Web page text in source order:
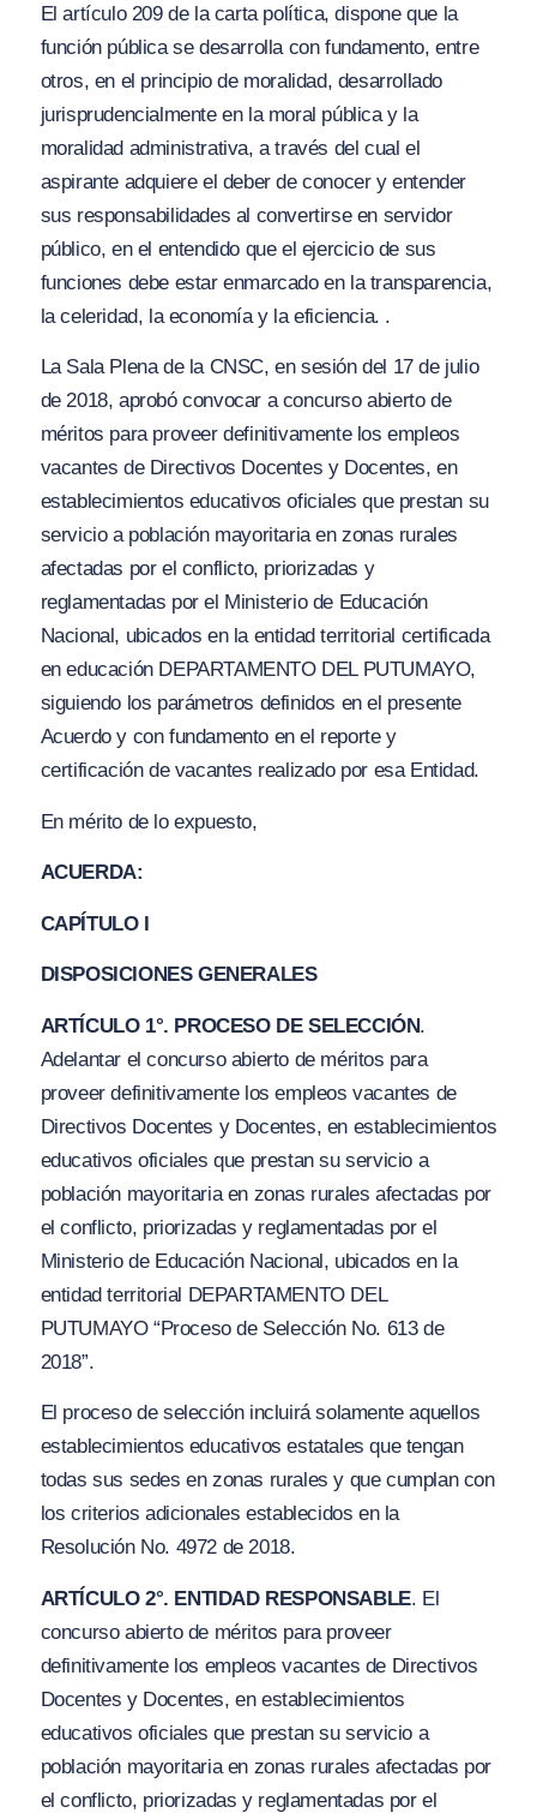
El artículo 209 de la carta política, dispone que la
función pública se desarrolla con fundamento, entre
otros, en el principio de moralidad, desarrollado
jurisprudencialmente en la moral pública y la
moralidad administrativa, a través del cual el
aspirante adquiere el deber de conocer y entender
sus responsabilidades al convertirse en servidor
público, en el entendido que el ejercicio de sus
funciones debe estar enmarcado en la transparencia,
la celeridad, la economía y la eficiencia. .
La Sala Plena de la CNSC, en sesión del 17 de julio
de 2018, aprobó convocar a concurso abierto de
méritos para proveer definitivamente los empleos
vacantes de Directivos Docentes y Docentes, en
establecimientos educativos oficiales que prestan su
servicio a población mayoritaria en zonas rurales
afectadas por el conflicto, priorizadas y
reglamentadas por el Ministerio de Educación
Nacional, ubicados en la entidad territorial certificada
en educación DEPARTAMENTO DEL PUTUMAYO,
siguiendo los parámetros definidos en el presente
Acuerdo y con fundamento en el reporte y
certificación de vacantes realizado por esa Entidad.
En mérito de lo expuesto,
ACUERDA:
CAPÍTULO I
DISPOSICIONES GENERALES
ARTÍCULO 1°. PROCESO DE SELECCIÓN.
Adelantar el concurso abierto de méritos para
proveer definitivamente los empleos vacantes de
Directivos Docentes y Docentes, en establecimientos
educativos oficiales que prestan su servicio a
población mayoritaria en zonas rurales afectadas por
el conflicto, priorizadas y reglamentadas por el
Ministerio de Educación Nacional, ubicados en la
entidad territorial DEPARTAMENTO DEL
PUTUMAYO “Proceso de Selección No. 613 de
2018”.
El proceso de selección incluirá solamente aquellos
establecimientos educativos estatales que tengan
todas sus sedes en zonas rurales y que cumplan con
los criterios adicionales establecidos en la
Resolución No. 4972 de 2018.
ARTÍCULO 2°. ENTIDAD RESPONSABLE. El
concurso abierto de méritos para proveer
definitivamente los empleos vacantes de Directivos
Docentes y Docentes, en establecimientos
educativos oficiales que prestan su servicio a
población mayoritaria en zonas rurales afectadas por
el conflicto, priorizadas y reglamentadas por el